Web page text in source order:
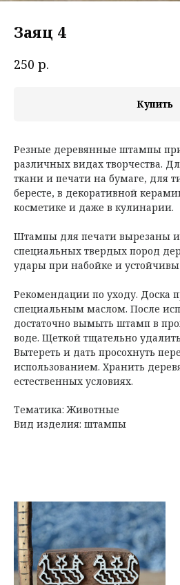
Заяц 4
250 р.
Купить
Резные деревянные штампы
различных видах творчества.
ткани и печати на бумаге, для
бересте, в декоративной
косметике и даже в кулинарии.
Штампы для печати вырезаны
специальных твердых пород
удары при набойке и
Рекомендации по уходу. Доска
специальным маслом. После
достаточно вымыть штамп в
воде. Щеткой тщательно удалить
Вытереть и дать просохнуть
использованием. Хранить
естественных условиях.
Тематика: Животные
Вид изделия: штампы